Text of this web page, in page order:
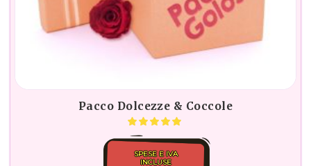
Pacco Dolcezze & Coccole
SPESE E IVA
INCLUSE